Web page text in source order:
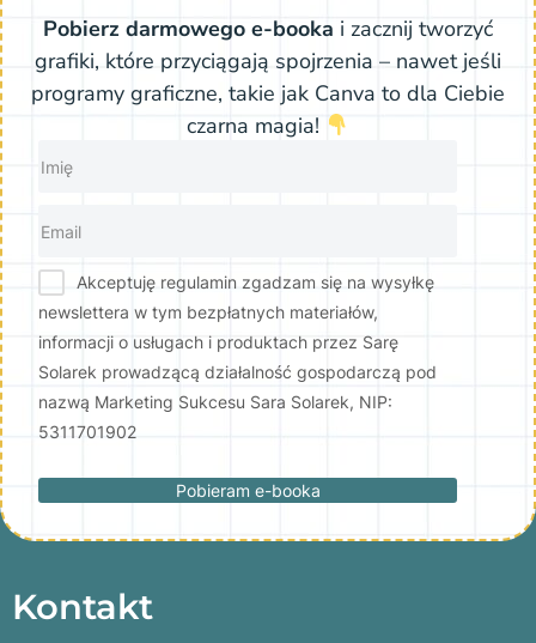
Pobierz darmowego e-booka i zacznij tworzyć
grafiki, które przyciągają spojrzenia – nawet jeśli
programy graficzne, takie jak Canva to dla Ciebie
czarna magia!
Akceptuję regulamin zgadzam się na wysyłkę
newslettera w tym bezpłatnych materiałów,
informacji o usługach i produktach przez Sarę
Solarek prowadzącą działalność gospodarczą pod
nazwą Marketing Sukcesu Sara Solarek, NIP:
5311701902
Pobieram e-booka
Kontakt